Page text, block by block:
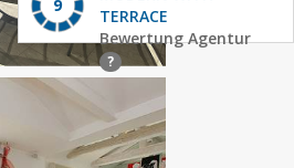
9
TERRACE
Bewertung Agentur
?